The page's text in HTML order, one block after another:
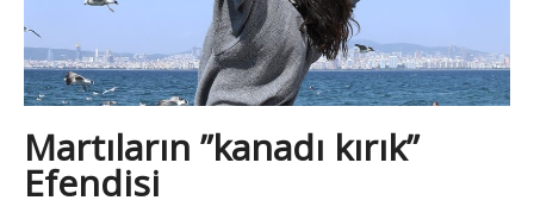
Martıların ”kanadı kırık”
Efendisi